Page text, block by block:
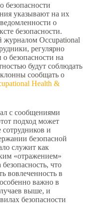
безопасности
указывают на их
о
безопасности.
журналом Occupational
регулярно
безопасности на
будут соблюдать
сообщать о
Health &
с сообщениями
подход может
и
безопасной
служит как
«отражением»
что
вовлеченность в
важно в
выше, и
безопасности